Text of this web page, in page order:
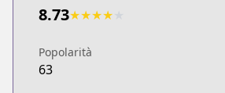
8.73★★★★
Popolarità
63